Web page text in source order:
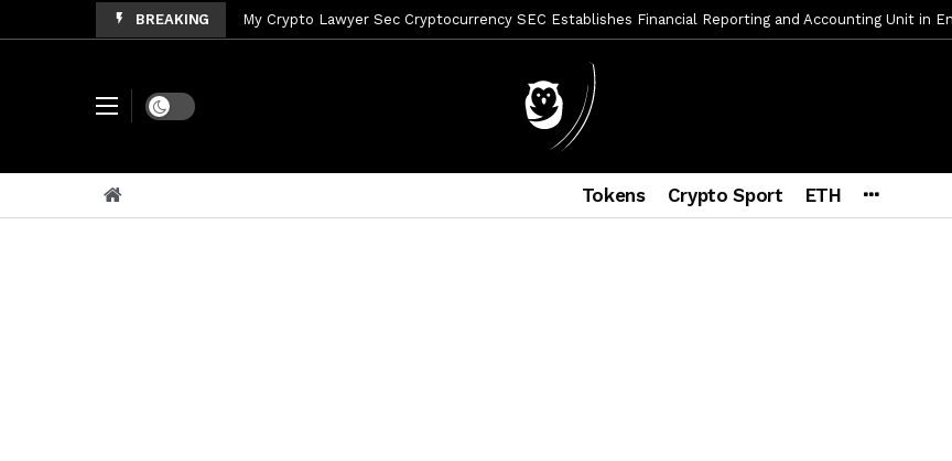
BREAKING My Crypto Lawyer Sec News Tres hombres son acusados de planear un robo de Bitcoin 1 día ago
My Crypto Lawyer Sec News Cynthia Lummis sets Trump condition for CLARITY Act passage
My Crypto Lawyer Sec News Rusia envía a prisión al fundador de BitRiver por presunto fraude
Dark mode
Tokens Crypto Sport ETH